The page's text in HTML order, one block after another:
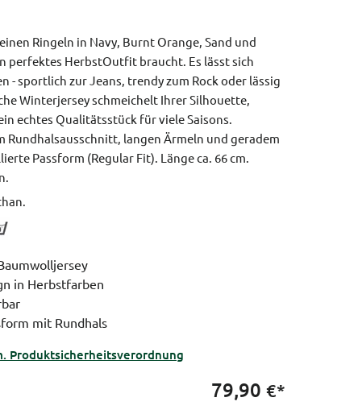
Ringeln in Navy, Burnt Orange, Sand und
perfektes HerbstOutfit braucht. Es lässt sich
- sportlich zur Jeans, trendy zum Rock oder lässig
Winterjersey schmeichelt Ihrer Silhouette,
echtes Qualitätsstück für viele Saisons.
langen Ärmeln und geradem
Passform (Regular Fit). Länge ca. 66 cm.
in Herbstfarben
mit Rundhals
Produktsicherheitsverordnung
79,90 €*